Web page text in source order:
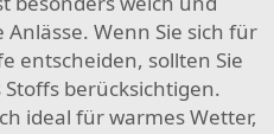
Wenn Sie sich für
entscheiden, sollten Sie
berücksichtigen.
ideal für warmes Wetter,